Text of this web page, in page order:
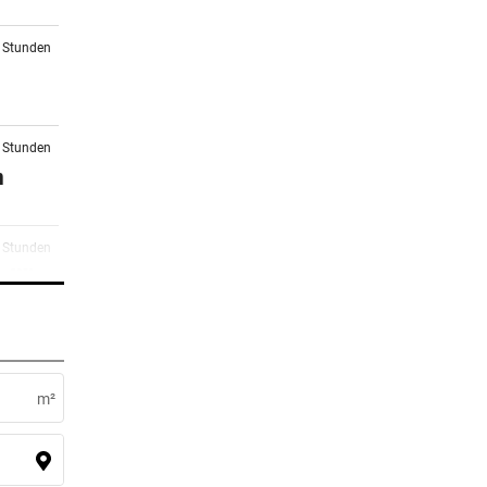
Stunden
m²